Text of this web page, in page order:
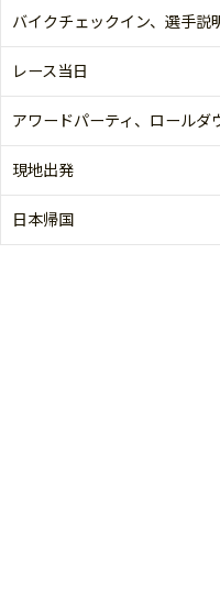
バイクチェックイン、選手説
レース当日
アワードパーティ、ロールダ
現地出発
日本帰国